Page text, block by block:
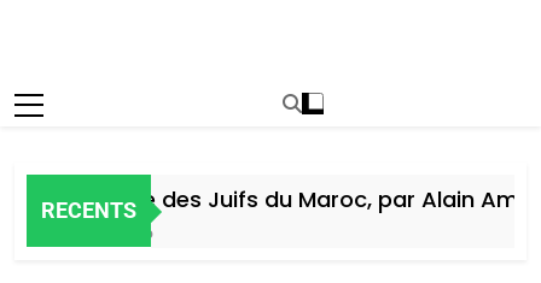
RECENTS
Histoire des Juifs du Maroc, par Alain Amiel